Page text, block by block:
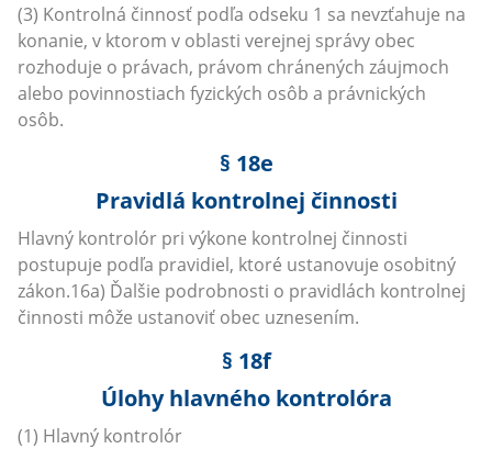
(3) Kontrolná činnosť podľa odseku 1 sa nevzťahuje na
konanie, v ktorom v oblasti verejnej správy obec
rozhoduje o právach, právom chránených záujmoch
alebo povinnostiach fyzických osôb a právnických
osôb.
§ 18e
Pravidlá kontrolnej činnosti
Hlavný kontrolór pri výkone kontrolnej činnosti
postupuje podľa pravidiel, ktoré ustanovuje osobitný
zákon.16a) Ďalšie podrobnosti o pravidlách kontrolnej
činnosti môže ustanoviť obec uznesením.
§ 18f
Úlohy hlavného kontrolóra
(1) Hlavný kontrolór